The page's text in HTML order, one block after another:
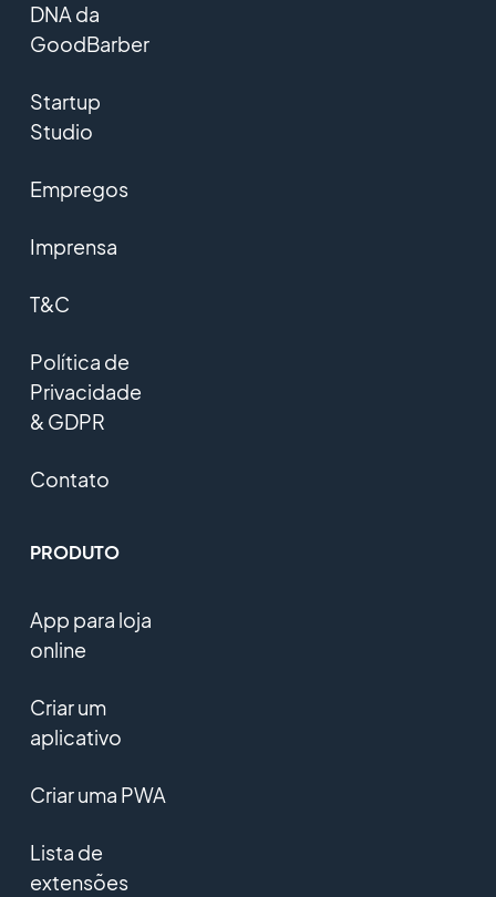
DNA da
GoodBarber
Startup
Studio
Empregos
Imprensa
T&C
Política de
Privacidade
& GDPR
Contato
PRODUTO
App para loja
online
Criar um
aplicativo
Criar uma PWA
Lista de
extensões